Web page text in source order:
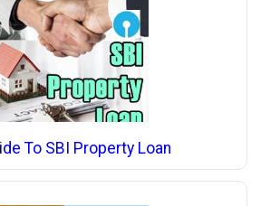
To SBI Property Loan